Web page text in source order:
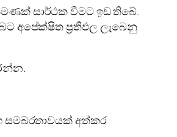
සාර්ථක වීමට ඉඩ තිබේ.
අපේක්ෂිත ප්‍රතිඵල ලැබෙනු
සමබරතාවයක් අත්කර